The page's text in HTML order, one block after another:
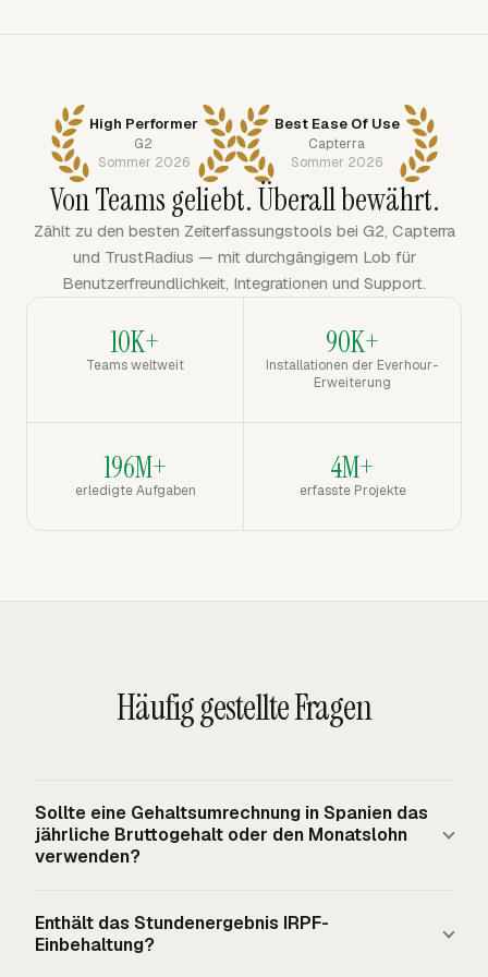
High Performer
G2
Sommer 2026
Best Ease Of Use
Capterra
Sommer 2026
Von Teams geliebt. Überall bewährt.
Zählt zu den besten Zeiterfassungstools bei G2, Capterra
und TrustRadius — mit durchgängigem Lob für
Benutzerfreundlichkeit, Integrationen und Support.
10K+
Teams weltweit
90K+
Installationen der Everhour-
Erweiterung
196M+
erledigte Aufgaben
4M+
erfasste Projekte
Häufig gestellte Fragen
Sollte eine Gehaltsumrechnung in Spanien das
jährliche Bruttogehalt oder den Monatslohn
verwenden?
vollständiges Stundenäquivalent wünschen. Monatslohn
kann Spaniens zwei jährliche Sonderzahlungen
Enthält das Stundenergebnis IRPF-
Einbehaltung?